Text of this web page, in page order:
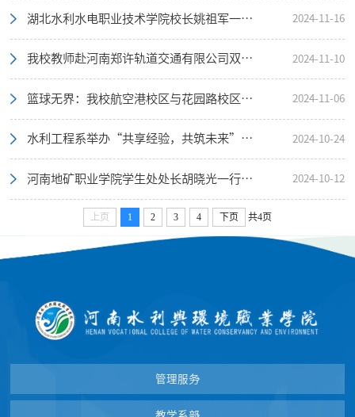
湖北水利水电职业技术学院校长姚祖军一行来我校考察交流 2024-11-16
我校教师赴河南郑许轨道交通有限公司双鹤湖地铁站参观交流 2024-11-10
篮球无界：我校航空港校区与花园路校区篮球社团友谊交流赛火热开打 2024-11-06
水利工程系举办“共享经验，共筑未来”新老生经验交流分享会 2024-10-24
河南地矿职业学院学生处处长胡晓光一行到我校航空港校区心理健康教育与咨询中心参观交流 2024-10-12
上页 1 2 3 4 下页 共4页
管理服务